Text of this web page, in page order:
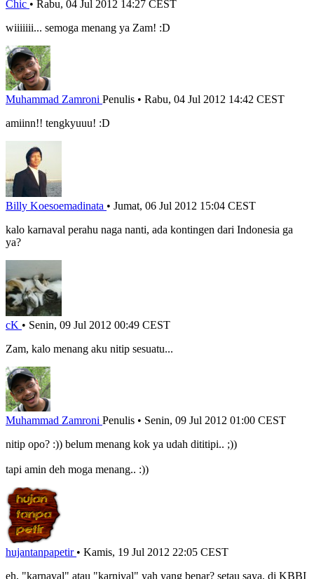
Chic • Rabu, 04 Jul 2012 14:27 CEST
wiiiiiii... semoga menang ya Zam! :D
Muhammad Zamroni Penulis • Rabu, 04 Jul 2012 14:42 CEST
amiinn!! tengkyuuu! :D
Billy Koesoemadinata • Jumat, 06 Jul 2012 15:04 CEST
kalo karnaval perahu naga nanti, ada kontingen dari Indonesia ga
ya?
cK • Senin, 09 Jul 2012 00:49 CEST
Zam, kalo menang aku nitip sesuatu...
Muhammad Zamroni Penulis • Senin, 09 Jul 2012 01:00 CEST
nitip opo? :)) belum menang kok ya udah dititipi.. ;))
tapi amin deh moga menang.. :))
hujantanpapetir • Kamis, 19 Jul 2012 22:05 CEST
eh, "karnaval" atau "karnival" yah yang benar? setau saya, di KBBI